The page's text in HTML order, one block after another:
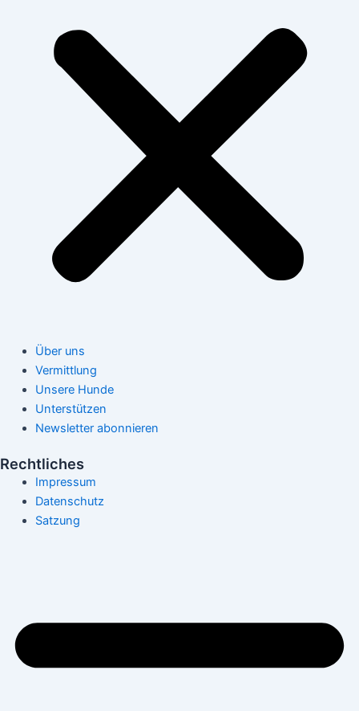
Über uns
Vermittlung
Unsere Hunde
Unterstützen
Newsletter abonnieren
Rechtliches
Impressum
Datenschutz
Satzung